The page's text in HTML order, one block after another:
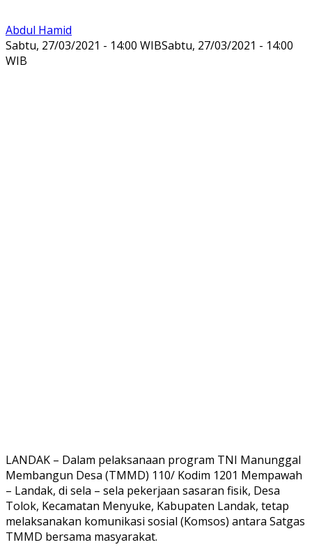
Abdul Hamid
Sabtu, 27/03/2021 - 14:00 WIBSabtu, 27/03/2021 - 14:00
WIB
LANDAK – Dalam pelaksanaan program TNI Manunggal
Membangun Desa (TMMD) 110/ Kodim 1201 Mempawah
– Landak, di sela – sela pekerjaan sasaran fisik, Desa
Tolok, Kecamatan Menyuke, Kabupaten Landak, tetap
melaksanakan komunikasi sosial (Komsos) antara Satgas
TMMD bersama masyarakat.